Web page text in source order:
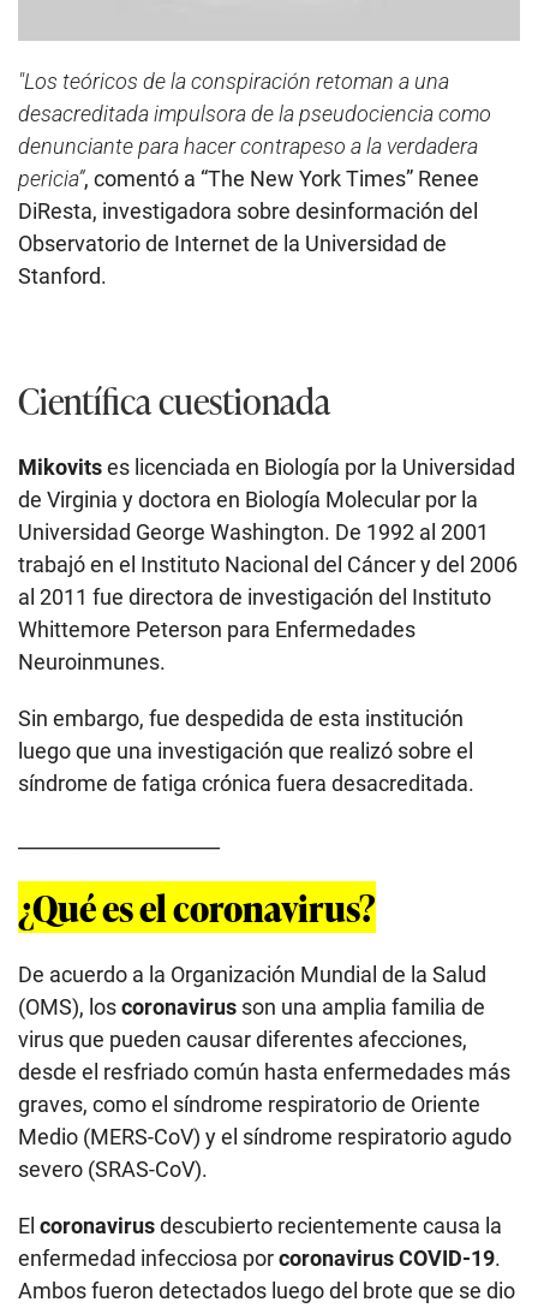
"Los teóricos de la conspiración retoman a una
desacreditada impulsora de la pseudociencia como
denunciante para hacer contrapeso a la verdadera
pericia”, comentó a “The New York Times” Renee
DiResta, investigadora sobre desinformación del
Observatorio de Internet de la Universidad de
Stanford.
Científica cuestionada
Mikovitses licenciada en Biología por la Universidad
de Virginia y doctora en Biología Molecular por la
Universidad George Washington. De 1992 al 2001
trabajó en el Instituto Nacional del Cáncer y del 2006
al 2011 fue directora de investigación del Instituto
Whittemore Peterson para Enfermedades
Neuroinmunes.
Sin embargo, fue despedida de esta institución
luego que una investigación que realizó sobre el
síndrome de fatiga crónica fuera desacreditada.
¿Qué es el coronavirus?
De acuerdo a la Organización Mundial de la Salud
(OMS), loscoronavirus son una amplia familia de
virus que pueden causar diferentes afecciones,
desde el resfriado común hasta enfermedades más
graves, como el síndrome respiratorio de Oriente
Medio (MERS-CoV) y el síndrome respiratorio agudo
severo (SRAS-CoV).
El coronavirusdescubierto recientemente causa la
enfermedad infecciosa porcoronavirus COVID-19.
Ambos fueron detectados luego del brote que se dio